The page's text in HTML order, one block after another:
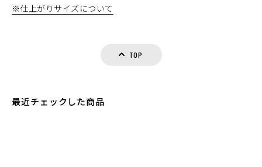
※仕上がりサイズについて
TOP
最近チェックした商品